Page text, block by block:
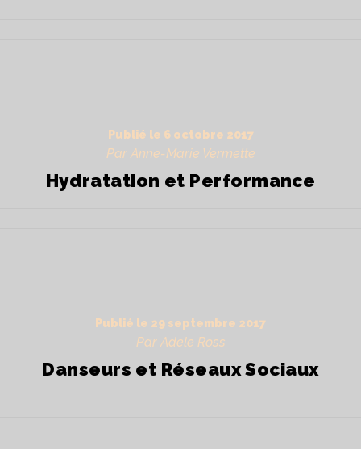
Publié le 6 octobre 2017
Par Anne-Marie Vermette
Hydratation et Performance
Publié le 29 septembre 2017
Par Adele Ross
Danseurs et Réseaux Sociaux